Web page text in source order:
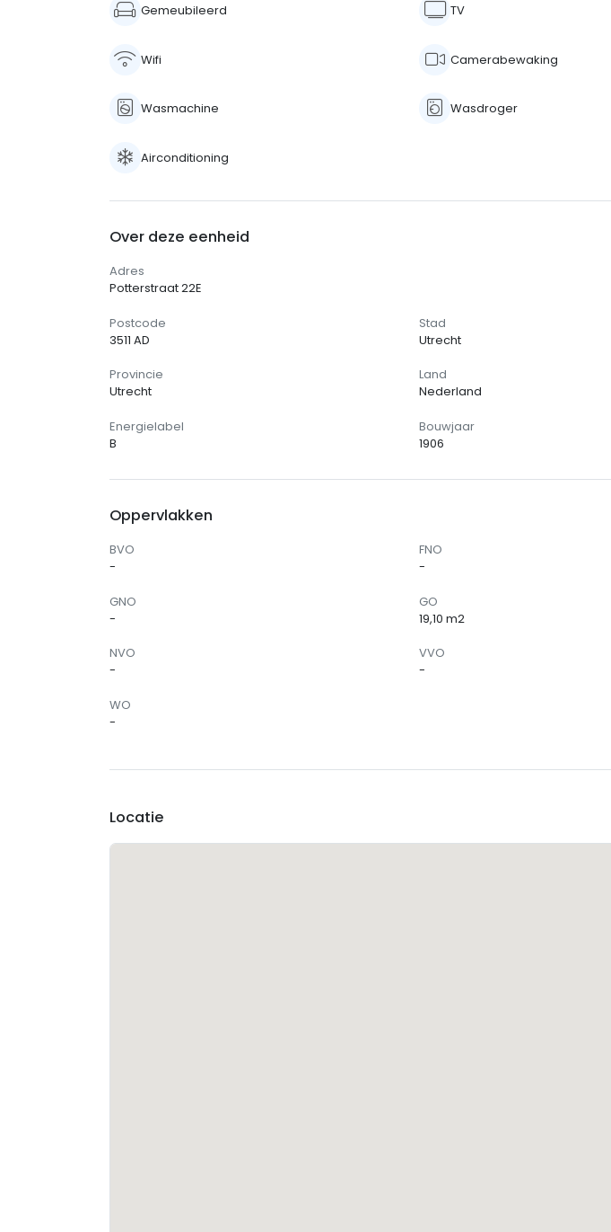
Gemeubileerd TV
Wifi Camerabewaking
Wasmachine Wasdroger
Airconditioning
Over deze eenheid
Adres
Potterstraat 22E
Postcode
3511 AD
Stad
Utrecht
Provincie
Utrecht
Land
Nederland
Energielabel
B
Bouwjaar
1906
Oppervlakken
BVO
-
FNO
-
GNO
-
GO
19,10 m2
NVO
-
VVO
-
WO
-
Locatie